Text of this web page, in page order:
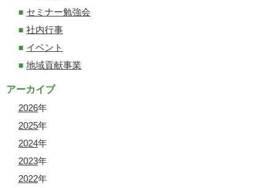
セミナー勉強会
社内行事
イベント
地域貢献事業
アーカイブ
2026年
2025年
2024年
2023年
2022年